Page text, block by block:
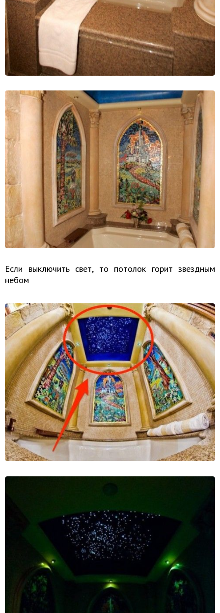
Если выключить свет, то потолок горит звездным
небом